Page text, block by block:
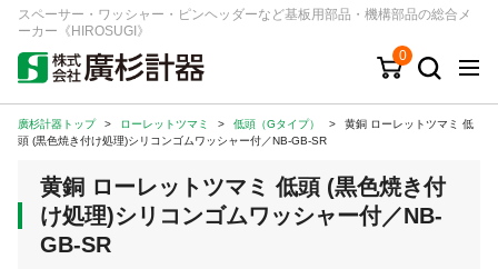
スペーサー・ワッシャー・ピンヘッダーなど基板用部品・機構部品の総合メ
ーカー《HIROSUGI》
0
キーワード 品番/シリーズ
商品カテゴリから探す
ジャンルから探す
シリーズから探す
廣杉計器トップ > ローレットツマミ > 低頭（Gタイプ） >
黄銅 ローレットツマミ 低
頭 (黒色焼き付け処理)シリコンゴムワッシャー付／NB-GB-SR
黄銅 ローレットツマミ 低頭 (黒色焼き付
け処理)シリコンゴムワッシャー付／NB-
GB-SR